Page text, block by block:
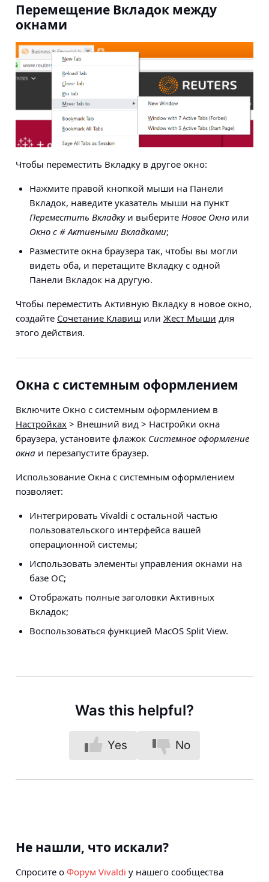
Перемещение Вкладок между
окнами
Чтобы переместить Вкладку в другое окно:
Нажмите правой кнопкой мыши на Панели
Вкладок, наведите указатель мыши на пункт
Переместить Вкладкуи выберите Новое Окноили
Окно с # Активными Вкладками;
Разместите окна браузера так, чтобы вы могли
видеть оба, и перетащите Вкладку с одной
Панели Вкладок на другую.
Чтобы переместить Активную Вкладку в новое окно,
создайте Сочетание Клавиш или Жест Мыши для
этого действия.
Окна с системным оформлением
Включите Окно с системным оформлением в
Настройках > Внешний вид > Настройки окна
браузера, установите флажок Системное оформление
окна и перезапустите браузер.
Использование Окна с системным оформлением
позволяет:
Интегрировать Vivaldi с остальной частью
пользовательского интерфейса вашей
операционной системы;
Использовать элементы управления окнами на
базе ОС;
Отображать полные заголовки Активных
Вкладок;
Воспользоваться функцией MacOS Split View.
Was this helpful?
Yes No
Не нашли, что искали?
Спросите о Форум Vivaldi у нашего сообщества